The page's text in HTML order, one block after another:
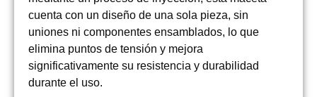
cuenta con un diseño de una sola pieza, sin
uniones ni componentes ensamblados, lo que
elimina puntos de tensión y mejora
significativamente su resistencia y durabilidad
durante el uso.